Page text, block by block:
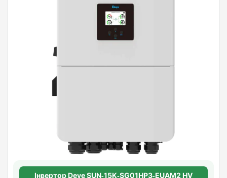
Інвертор Deye SUN‑15K‑SG01HP3‑EUAM2 HV